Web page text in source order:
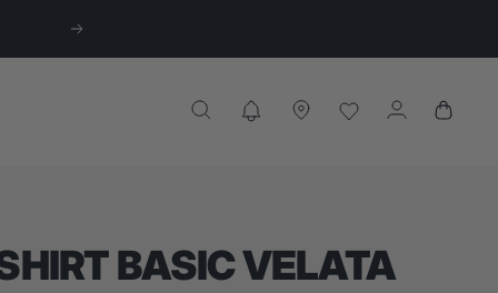
Suivant
BASIC VELATA